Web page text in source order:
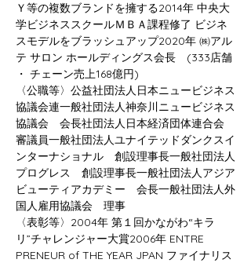
Ｙ等の複数ブランドを擁する2014年 中央大
学ビジネススクールＭＢＡ課程修了 ビジネ
スモデルをブラッシュアップ2020年 ㈱アル
テ サロン ホールディングス会長　(333店舗
・ チェーン売上168億円)
〈公職等〉公益社団法人日本ニュービジネス
協議会連一般社団法人神奈川ニュービジネス
協議会　会長社団法人日本経済団体連合会
審議員一般社団法人ユナイテッドダンクスイ
ンターナショナル　創設理事長一般社団法人
プログレス　創設理事長一般社団法人アジア
ビューティアカデミー　会長一般社団法人外
国人雇用協議会　理事
〈表彰等〉2004年 第１回かながわ“キラ
リ”チャレンジャー大賞2006年 ENTRE
PRENEUR of THE YEAR JPAN ファイナリス